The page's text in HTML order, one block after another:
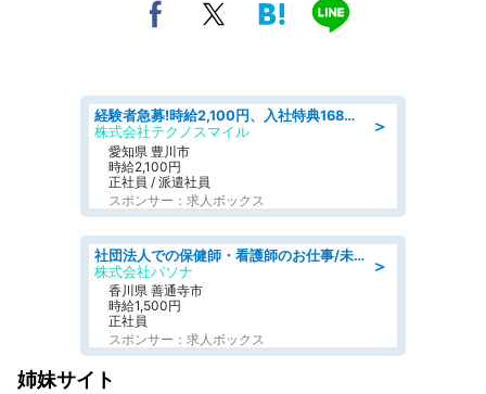
＞
経験者急募!時給2,100円、入社特典168万円の自動車製造業務/トヨタ自動車/tutumi
株式会社テクノスマイル
愛知県 豊川市
時給2,100円
正社員 / 派遣社員
スポンサー：求人ボックス
＞
社団法人での保健師・看護師のお仕事/未経験OK/要資格:普通免許、保健師、正看護師
株式会社パソナ
香川県 善通寺市
時給1,500円
正社員
スポンサー：求人ボックス
姉妹サイト